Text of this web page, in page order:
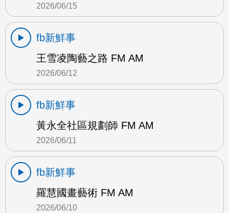
2026/06/15
fb新鮮事
王雪凌陶藝之路 FM AM
2026/06/12
fb新鮮事
黃永全社區規劃師 FM AM
2026/06/11
fb新鮮事
羅慧國畫藝術 FM AM
2026/06/10